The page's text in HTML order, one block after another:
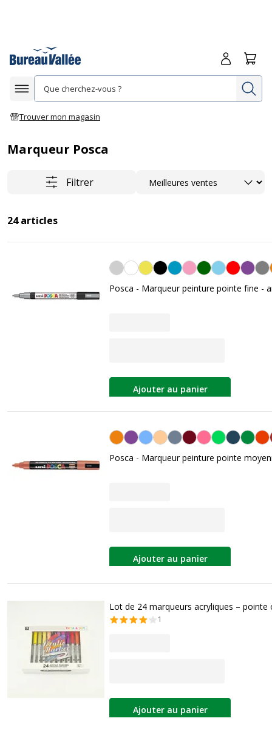
Afficher la navigation
Trouver mon magasin
Me
Marqueur Posca
Filtrer Trier
24 articles
Argent
Posca - Marqueur peinture pointe fine -
Ajouter au panier
Orange
Posca - Marqueur peinture pointe
Ajouter au panier
Lot de 24 marqueurs acryliques –
1
Ajouter au panier